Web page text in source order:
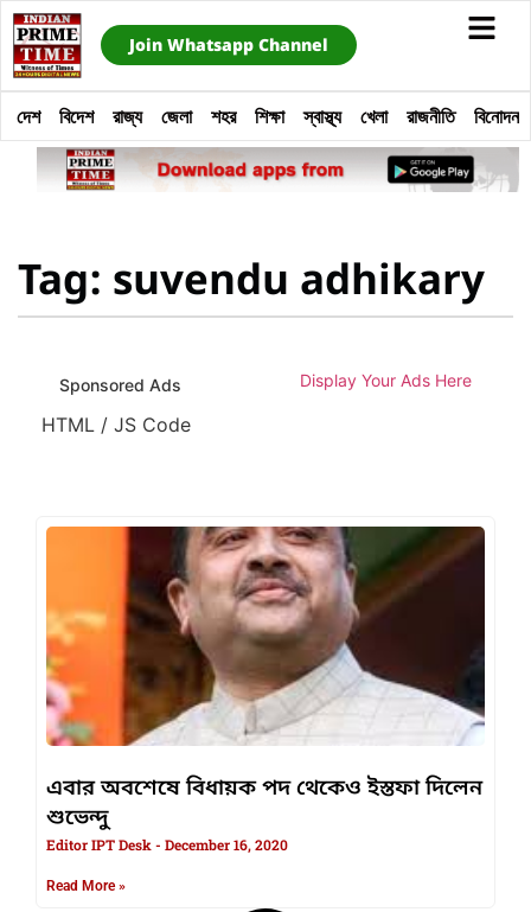
Join Whatsapp Channel
দেশ বিদেশ রাজ্য জেলা শহর শিক্ষা স্বাস্থ্য খেলা রাজনীতি বিনোদন
Tag: suvendu adhikary
Sponsored Ads Display Your Ads Here
HTML / JS Code
এবার অবশেষে বিধায়ক পদ থেকেও ইস্তফা দিলেন
শুভেন্দু
Editor IPT Desk December 16, 2020
Read More »